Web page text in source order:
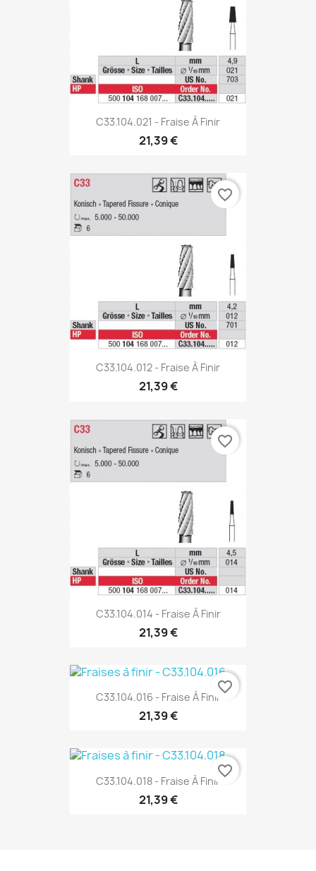
C33.104.021 - Fraise À Finir
21,39 €
C33.104.012 - Fraise À Finir
21,39 €
favorite_border
C33.104.014 - Fraise À Finir
21,39 €
favorite_border
C33.104.016 - Fraise À Finir
21,39 €
favorite_border
C33.104.018 - Fraise À Finir
21,39 €
favorite_border